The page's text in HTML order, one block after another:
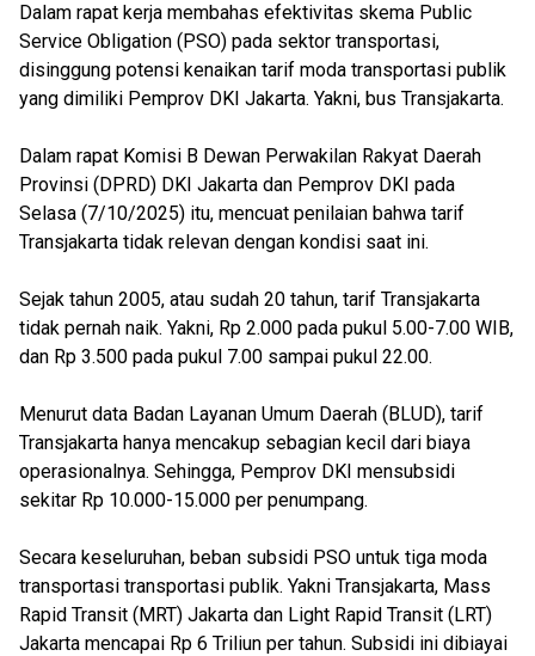
Dalam rapat kerja membahas efektivitas skema Public
Service Obligation (PSO) pada sektor transportasi,
disinggung potensi kenaikan tarif moda transportasi publik
yang dimiliki Pemprov DKI Jakarta. Yakni, bus Transjakarta.
Dalam rapat Komisi B Dewan Perwakilan Rakyat Daerah
Provinsi (DPRD) DKI Jakarta dan Pemprov DKI pada
Selasa (7/10/2025) itu, mencuat penilaian bahwa tarif
Transjakarta tidak relevan dengan kondisi saat ini.
Sejak tahun 2005, atau sudah 20 tahun, tarif Transjakarta
tidak pernah naik. Yakni, Rp 2.000 pada pukul 5.00-7.00 WIB,
dan Rp 3.500 pada pukul 7.00 sampai pukul 22.00.
Menurut data Badan Layanan Umum Daerah (BLUD), tarif
Transjakarta hanya mencakup sebagian kecil dari biaya
operasionalnya. Sehingga, Pemprov DKI mensubsidi
sekitar Rp 10.000-15.000 per penumpang.
Secara keseluruhan, beban subsidi PSO untuk tiga moda
transportasi transportasi publik. Yakni Transjakarta, Mass
Rapid Transit (MRT) Jakarta dan Light Rapid Transit (LRT)
Jakarta mencapai Rp 6 Triliun per tahun. Subsidi ini dibiayai